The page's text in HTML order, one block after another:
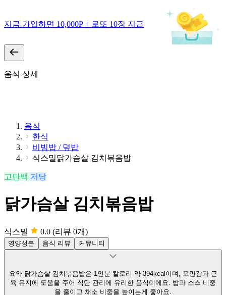
지금 가입하면 10,000P + 로또 10장 지급
음식 상세
음식
한식
비빔밥 / 덮밥
식스밀닭가슴살 김치볶음밥
고단백 저당
닭가슴살 김치볶음밥
식스밀 0.0 (리뷰 0개)
영양성분 음식 리뷰 커뮤니티
요약 닭가슴살 김치볶음밥은 1인분 칼로리 약 394kcal이며, 포만감과 근
육 유지에 도움을 주어 식단 관리에 유리한 음식이에요. 밥과 소스 비중
을 줄이고 채소 비중을 높이는게 좋아요.